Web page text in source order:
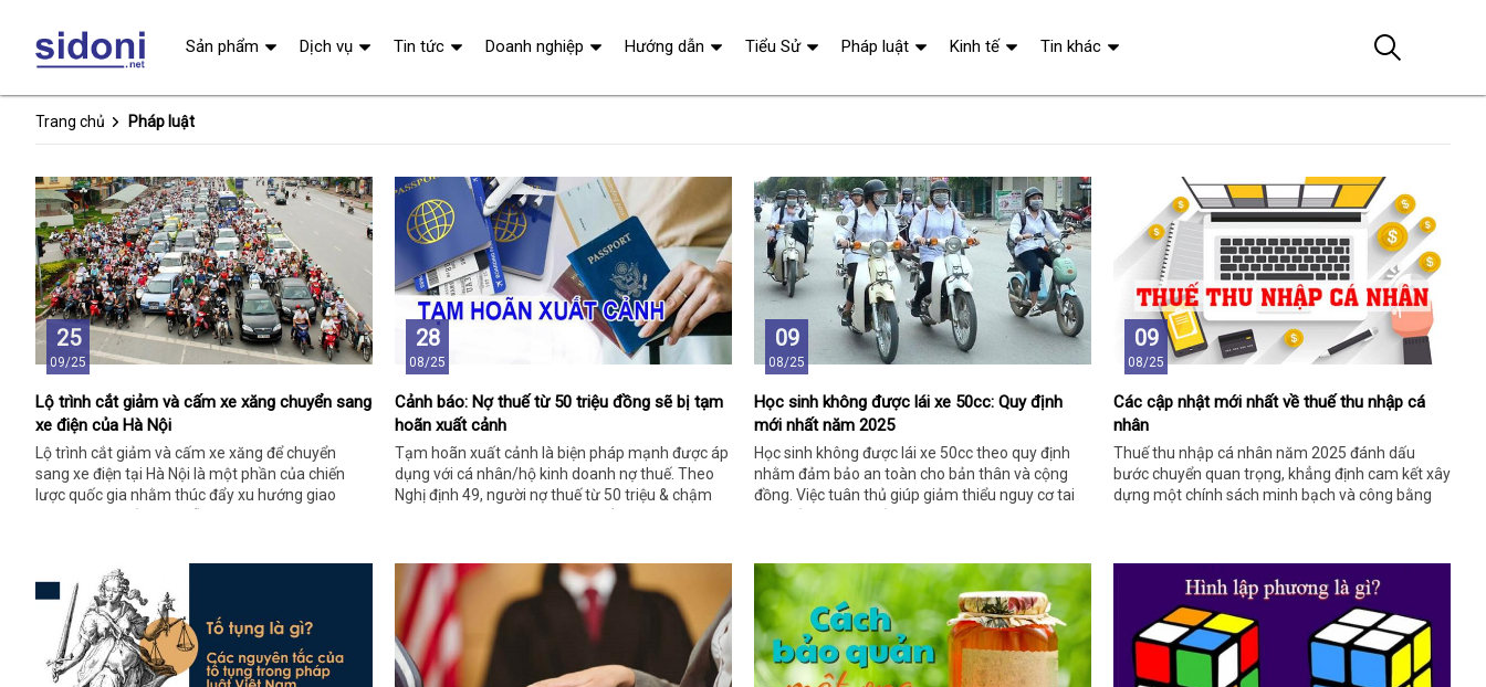
Trang chủ Pháp luật
25
09/25
Lộ trình cắt giảm và cấm xe xăng chuyển sang
xe điện của Hà Nội
Lộ trình cắt giảm và cấm xe xăng để chuyển
sang xe điện tại Hà Nội là một phần của chiến
lược quốc gia nhằm thúc đẩy xu hướng giao
28
08/25
Cảnh báo: Nợ thuế từ 50 triệu đồng sẽ bị tạm
hoãn xuất cảnh
Tạm hoãn xuất cảnh là biện pháp mạnh được áp
dụng với cá nhân/hộ kinh doanh nợ thuế. Theo
Nghị định 49, người nợ thuế từ 50 triệu & chậm
09
08/25
Học sinh không được lái xe 50cc: Quy định
mới nhất năm 2025
Học sinh không được lái xe 50cc theo quy định
nhằm đảm bảo an toàn cho bản thân và cộng
đồng. Việc tuân thủ giúp giảm thiểu nguy cơ tai
09
08/25
Các cập nhật mới nhất về thuế thu nhập cá
nhân
Thuế thu nhập cá nhân năm 2025 đánh dấu
bước chuyển quan trọng, khẳng định cam kết xây
dựng một chính sách minh bạch và công bằng
Sản phẩm Dịch vụ Tin tức Doanh nghiệp Hướng dẫn Tiểu Sử Pháp luật Kinh tế Tin khác